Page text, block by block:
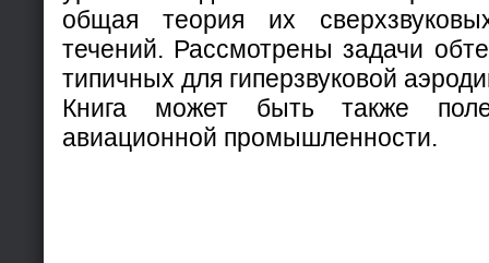
общая теория их
течений. Рассмотрены задачи
типичных для гиперзвуковой
Книга может быть также
авиационной промышленности.